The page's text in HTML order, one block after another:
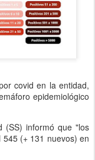
covid en la entidad,
epidemiológico
(SS) informó que "los
(+ 131 nuevos) en